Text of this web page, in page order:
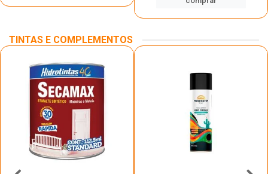
TINTAS E COMPLEMENTOS